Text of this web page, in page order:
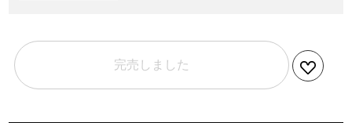
完売しました